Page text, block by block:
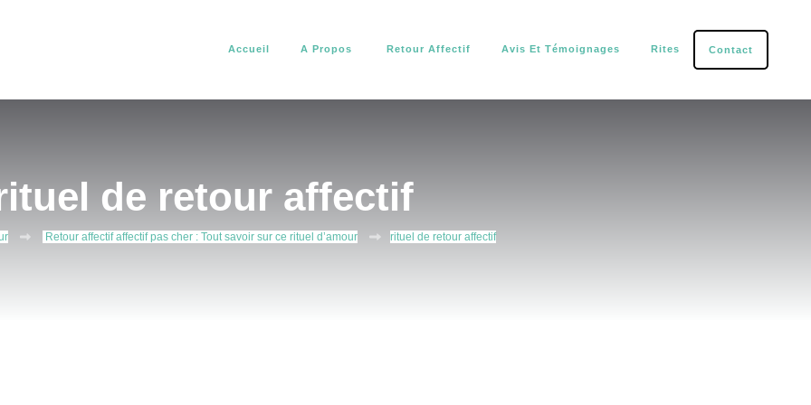
Accueil A Propos Retour Affectif Avis Et Témoignages Rites Contact
de retour affectif
Retour affectif affectif pas cher : Tout savoir sur ce rituel d’amour rituel de retour affectif